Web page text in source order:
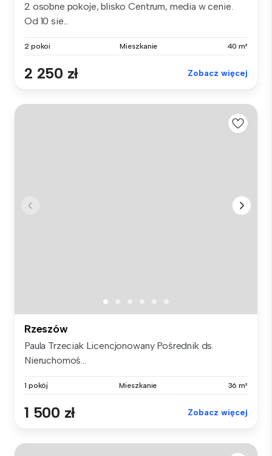
2 osobne pokoje, blisko Centrum, media w cenie.
Od 10 sie...
2 pokoi Mieszkanie 40 m²
2 250 zł Zobacz więcej
Rzeszów
Paula Trzeciak Licencjonowany Pośrednik ds.
Nieruchomoś...
1 pokój Mieszkanie 36 m²
1 500 zł Zobacz więcej